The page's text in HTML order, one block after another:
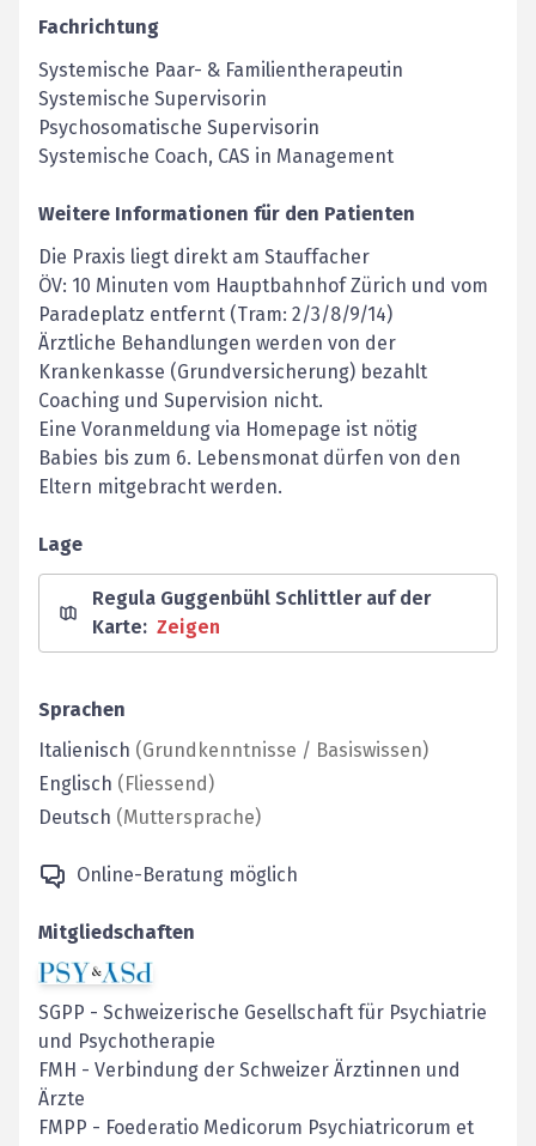
Fachrichtung
Systemische Paar- & Familientherapeutin
Systemische Supervisorin
Psychosomatische Supervisorin
Systemische Coach, CAS in Management
Weitere Informationen für den Patienten
Die Praxis liegt direkt am Stauffacher
ÖV: 10 Minuten vom Hauptbahnhof Zürich und vom
Paradeplatz entfernt (Tram: 2/3/8/9/14)
Ärztliche Behandlungen werden von der
Krankenkasse (Grundversicherung) bezahlt
Coaching und Supervision nicht.
Eine Voranmeldung via Homepage ist nötig
Babies bis zum 6. Lebensmonat dürfen von den
Eltern mitgebracht werden.
Lage
Regula Guggenbühl Schlittler auf der
Karte: Zeigen
Sprachen
Italienisch (Grundkenntnisse / Basiswissen)
Englisch (Fliessend)
Deutsch (Muttersprache)
Online-Beratung möglich
Mitgliedschaften
SGPP - Schweizerische Gesellschaft für Psychiatrie
und Psychotherapie
FMH - Verbindung der Schweizer Ärztinnen und
Ärzte
FMPP - Foederatio Medicorum Psychiatricorum et